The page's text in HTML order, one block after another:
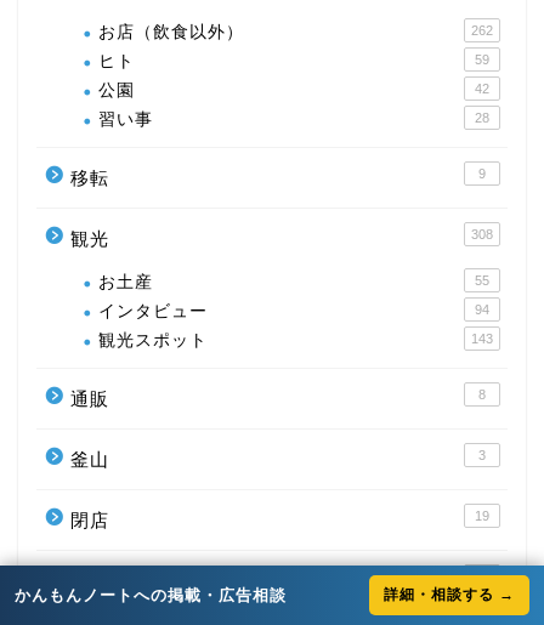
お店（飲食以外） 262
ヒト 59
公園 42
習い事 28
移転 9
観光 308
お土産 55
インタビュー 94
観光スポット 143
通販 8
釜山 3
閉店 19
28
かんもんノートへの掲載・広告相談 詳細・相談する →